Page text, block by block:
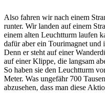
Also fahren wir nach einem
runter. Wir landen auf einem
einem alten Leuchtturm laufen
dafür aber ein Tourimagnet und
Denn er steht auf einer
auf einer Klippe, die langsam
So haben sie den Leuchtturm
Meter. Was ungefähr 700
abzusehen, dass man diese